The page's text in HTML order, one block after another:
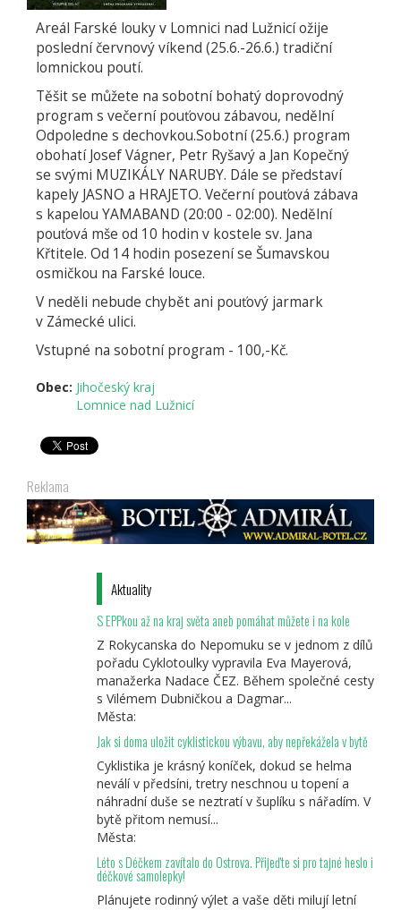
Areál Farské louky v Lomnici nad Lužnicí ožije
poslední červnový víkend (25.6.-26.6.) tradiční
lomnickou poutí.
Těšit se můžete na sobotní bohatý doprovodný
program s večerní pouťovou zábavou, nedělní
Odpoledne s dechovkou.Sobotní (25.6.) program
obohatí Josef Vágner, Petr Ryšavý a Jan Kopečný
se svými MUZIKÁLY NARUBY. Dále se představí
kapely JASNO a HRAJETO. Večerní pouťová zábava
s kapelou YAMABAND (20:00 - 02:00). Nedělní
pouťová mše od 10 hodin v kostele sv. Jana
Křtitele. Od 14 hodin posezení se Šumavskou
osmičkou na Farské louce.
V neděli nebude chybět ani pouťový jarmark
v Zámecké ulici.
Vstupné na sobotní program - 100,-Kč.
Obec: Jihočeský kraj
Lomnice nad Lužnicí
Reklama
Aktuality
S EPPkou až na kraj světa aneb pomáhat můžete i na kole
Z Rokycanska do Nepomuku se v jednom z dílů
pořadu Cyklotoulky vypravila Eva Mayerová,
manažerka Nadace ČEZ. Během společné cesty
s Vilémem Dubničkou a Dagmar...
Města:
Jak si doma uložit cyklistickou výbavu, aby nepřekážela v bytě
Cyklistika je krásný koníček, dokud se helma
neválí v předsíni, tretry neschnou u topení a
náhradní duše se neztratí v šuplíku s nářadím. V
bytě přitom nemusí...
Města:
Léto s Déčkem zavítalo do Ostrova. Přijeďte si pro tajné heslo i
déčkové samolepky!
Plánujete rodinný výlet a vaše děti milují letní